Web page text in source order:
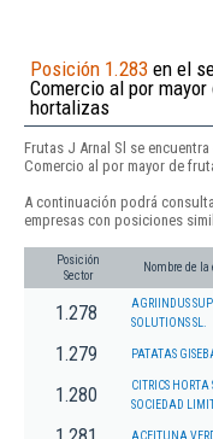
Posición 1.283 en el
Comercio al por
hortalizas
Frutas J Arnal Sl se
Comercio al por mayor de
A continuación podrá
empresas con posiciones
Posición
Sector
Nombre de la
1.278
AGRIINDUS
SOLUTIONS SL.
1.279 PATATAS
1.280
CITRICS HORTA
SOCIEDAD
ACEITUNA